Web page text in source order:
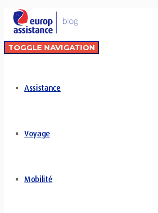
TOGGLE NAVIGATION
Assistance
Voyage
Mobilité